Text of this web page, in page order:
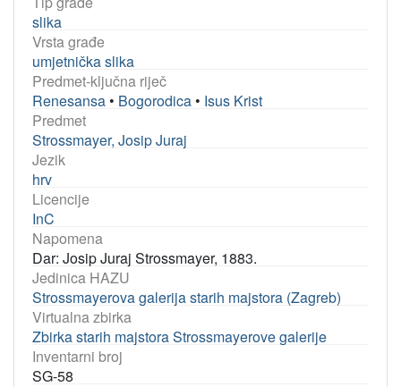
slika
Vrsta građe
umjetnička slika
Predmet-ključna riječ
Renesansa • Bogorodica • Isus Krist
Predmet
Strossmayer, Josip Juraj
Jezik
hrv
Licencije
InC
Napomena
Dar: Josip Juraj Strossmayer, 1883.
Jedinica HAZU
Strossmayerova galerija starih majstora (Zagreb)
Virtualna zbirka
Zbirka starih majstora Strossmayerove galerije
Inventarni broj
SG-58